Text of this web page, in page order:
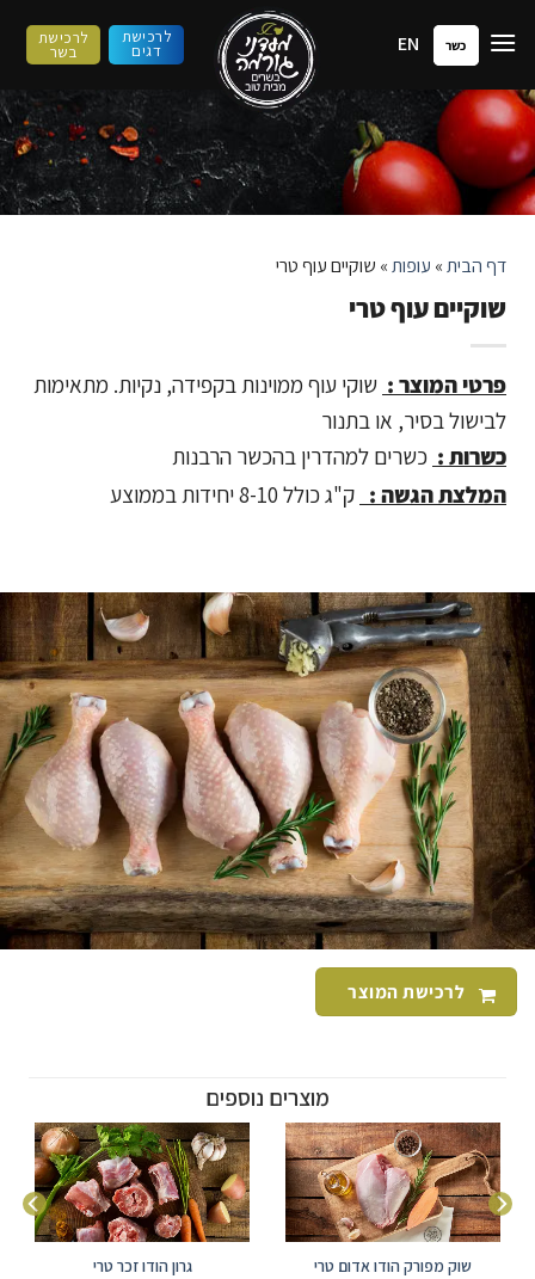
לתוכן
כשר EN לרכישת
דגים
לרכישת
בשר
דף הבית» עופות» שוקיים עוף טרי
שוקיים עוף טרי
פרטי המוצר : שוקי עוף ממוינות בקפידה, נקיות. מתאימות
לבישול בסיר, או בתנור
כשרות : כשרים למהדרין בהכשר הרבנות
המלצת הגשה : ק"ג כולל 8-10 יחידות בממוצע
לרכישת המוצר
מוצרים נוספים
שוק מפורק הודו אדום טרי גרון הודו זכר טרי